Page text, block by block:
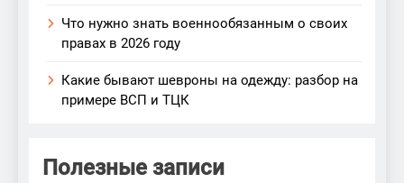
Что нужно знать военнообязанным о своих
правах в 2026 году
Какие бывают шевроны на одежду: разбор на
примере ВСП и ТЦК
Полезные записи